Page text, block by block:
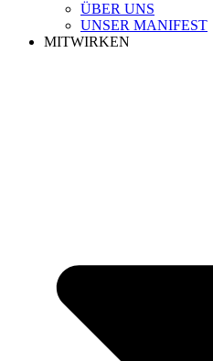
ÜBER UNS
UNSER MANIFEST
MITWIRKEN